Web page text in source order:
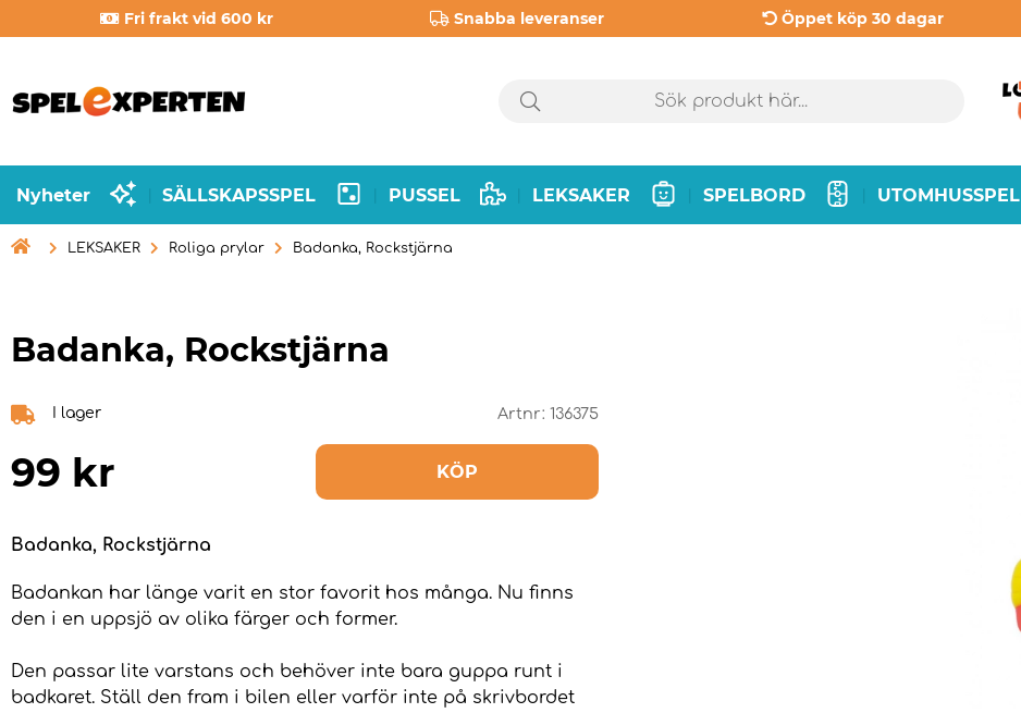
Fri frakt vid 600 kr Snabba leveranser Öppet köp 30 dagar
Nyheter SÄLLSKAPSSPEL PUSSEL LEKSAKER SPELBORD UTOMHUSSPEL
 LEKSAKER Roliga prylar Badanka, Rockstjärna
Badanka, Rockstjärna
I lager Artnr: 136375
99 kr KÖP
Badanka, Rockstjärna
Badankan har länge varit en stor favorit hos många. Nu finns
den i en uppsjö av olika färger och former.
Den passar lite varstans och behöver inte bara guppa runt i
badkaret. Ställ den fram i bilen eller varför inte på skrivbordet